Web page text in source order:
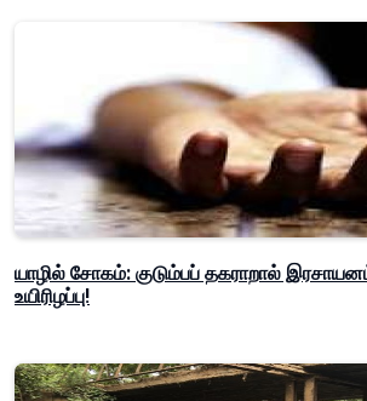
யாழில் சோகம்: குடும்பப் தகராறால்
உயிரிழப்பு!